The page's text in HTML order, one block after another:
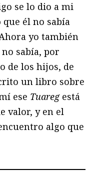
se lo dio a mi
él no sabía
yo también
sabía, por
de los hijos, de
un libro sobre
ese Tuareg está
valor, y en el
algo que